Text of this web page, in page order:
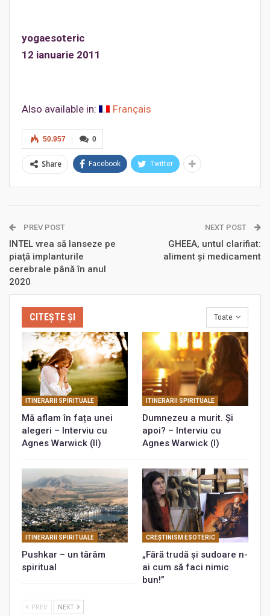
yogaesoteric
12 ianuarie 2011
Also available in: Français
0
50.957
Share Facebook Twitter
PREV POST
INTEL vrea să lanseze pe
piaţă implanturile
cerebrale până în anul
2020
NEXT POST
GHEEA, untul clarifiat:
aliment şi medicament
Toate
CITEȘTE ȘI
ITINERARII SPIRITUALE
Mă aflam în fața unei
alegeri – Interviu cu
Agnes Warwick (II)
ITINERARII SPIRITUALE
Dumnezeu a murit. Și
apoi? – Interviu cu
Agnes Warwick (I)
ITINERARII SPIRITUALE
Pushkar – un tărâm
spiritual
CREŞTINISM ESOTERIC
„Fără trudă şi sudoare n-
ai cum să faci nimic
bun!”
PREV NEXT